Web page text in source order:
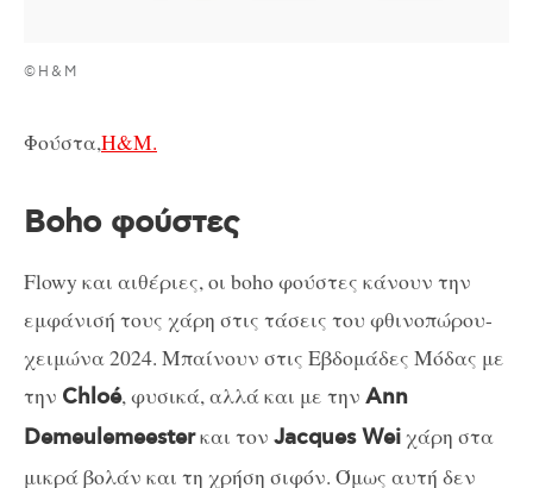
©H&M
Φούστα,H&M.
Boho φούστες
Flowy και αιθέριες, οι boho φούστες κάνουν την
εμφάνισή τους χάρη στις τάσεις του φθινοπώρου-
χειμώνα 2024. Μπαίνουν στις Εβδομάδες Μόδας με
την Chloé, φυσικά, αλλά και με την Ann
Demeulemeesterκαι τον Jacques Weiχάρη στα
μικρά βολάν και τη χρήση σιφόν. Όμως αυτή δεν